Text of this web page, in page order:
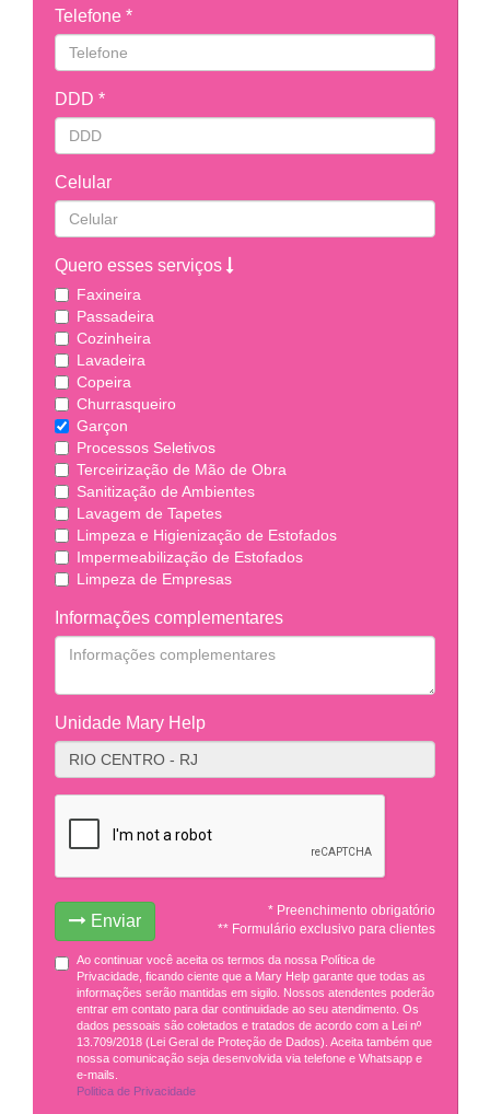
Telefone *
DDD *
Celular
Quero esses serviços
Faxineira
Passadeira
Cozinheira
Lavadeira
Copeira
Churrasqueiro
Garçon
Processos Seletivos
Terceirização de Mão de Obra
Sanitização de Ambientes
Lavagem de Tapetes
Limpeza e Higienização de Estofados
Impermeabilização de Estofados
Limpeza de Empresas
Informações complementares
Unidade Mary Help
Enviar
* Preenchimento obrigatório
** Formulário exclusivo para clientes
Ao continuar você aceita os termos da nossa Política de
Privacidade, ficando ciente que a Mary Help garante que todas as
informações serão mantidas em sigilo. Nossos atendentes poderão
entrar em contato para dar continuidade ao seu atendimento. Os
dados pessoais são coletados e tratados de acordo com a Lei nº
13.709/2018 (Lei Geral de Proteção de Dados). Aceita também que
nossa comunicação seja desenvolvida via telefone e Whatsapp e
e-mails.
Politica de Privacidade